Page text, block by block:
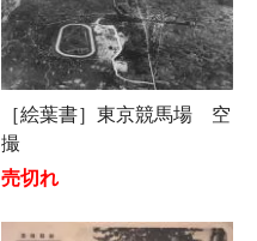
［絵葉書］東京競馬場 空
撮
売切れ